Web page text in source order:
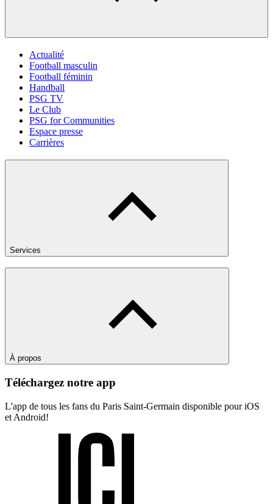
Actualité
Football masculin
Football féminin
Handball
PSG TV
Le Club
PSG for Communities
Espace presse
Carrières
Services
À propos
Téléchargez notre app
L'app de tous les fans du Paris Saint-Germain disponible pour iOS
et Android!